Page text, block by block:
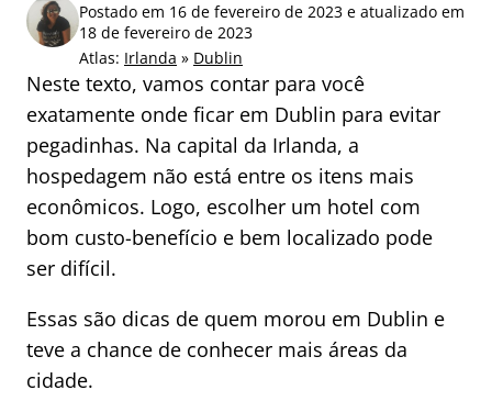
p
o
r
:
Postado em 16 de fevereiro de 2023 e atualizado em
18 de fevereiro de 2023
Atlas: Irlanda » Dublin
Neste texto, vamos contar para você
exatamente onde ficar em Dublin para evitar
pegadinhas. Na capital da Irlanda, a
hospedagem não está entre os itens mais
econômicos. Logo, escolher um hotel com
bom custo-benefício e bem localizado pode
ser difícil.
Essas são dicas de quem morou em Dublin e
teve a chance de conhecer mais áreas da
cidade.